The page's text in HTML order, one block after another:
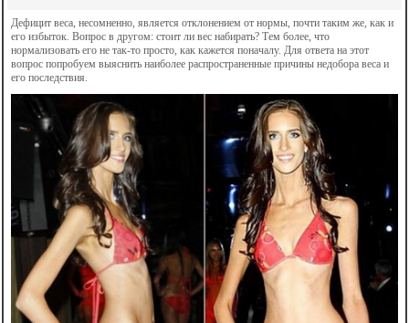
Дефицит веса, несомненно, является отклонением от нормы, почти таким же, как и
его избыток. Вопрос в другом: стоит ли вес набирать? Тем более, что
нормализовать его не так-то просто, как кажется поначалу. Для ответа на этот
вопрос попробуем выяснить наиболее распространенные причины недобора веса и
его последствия.